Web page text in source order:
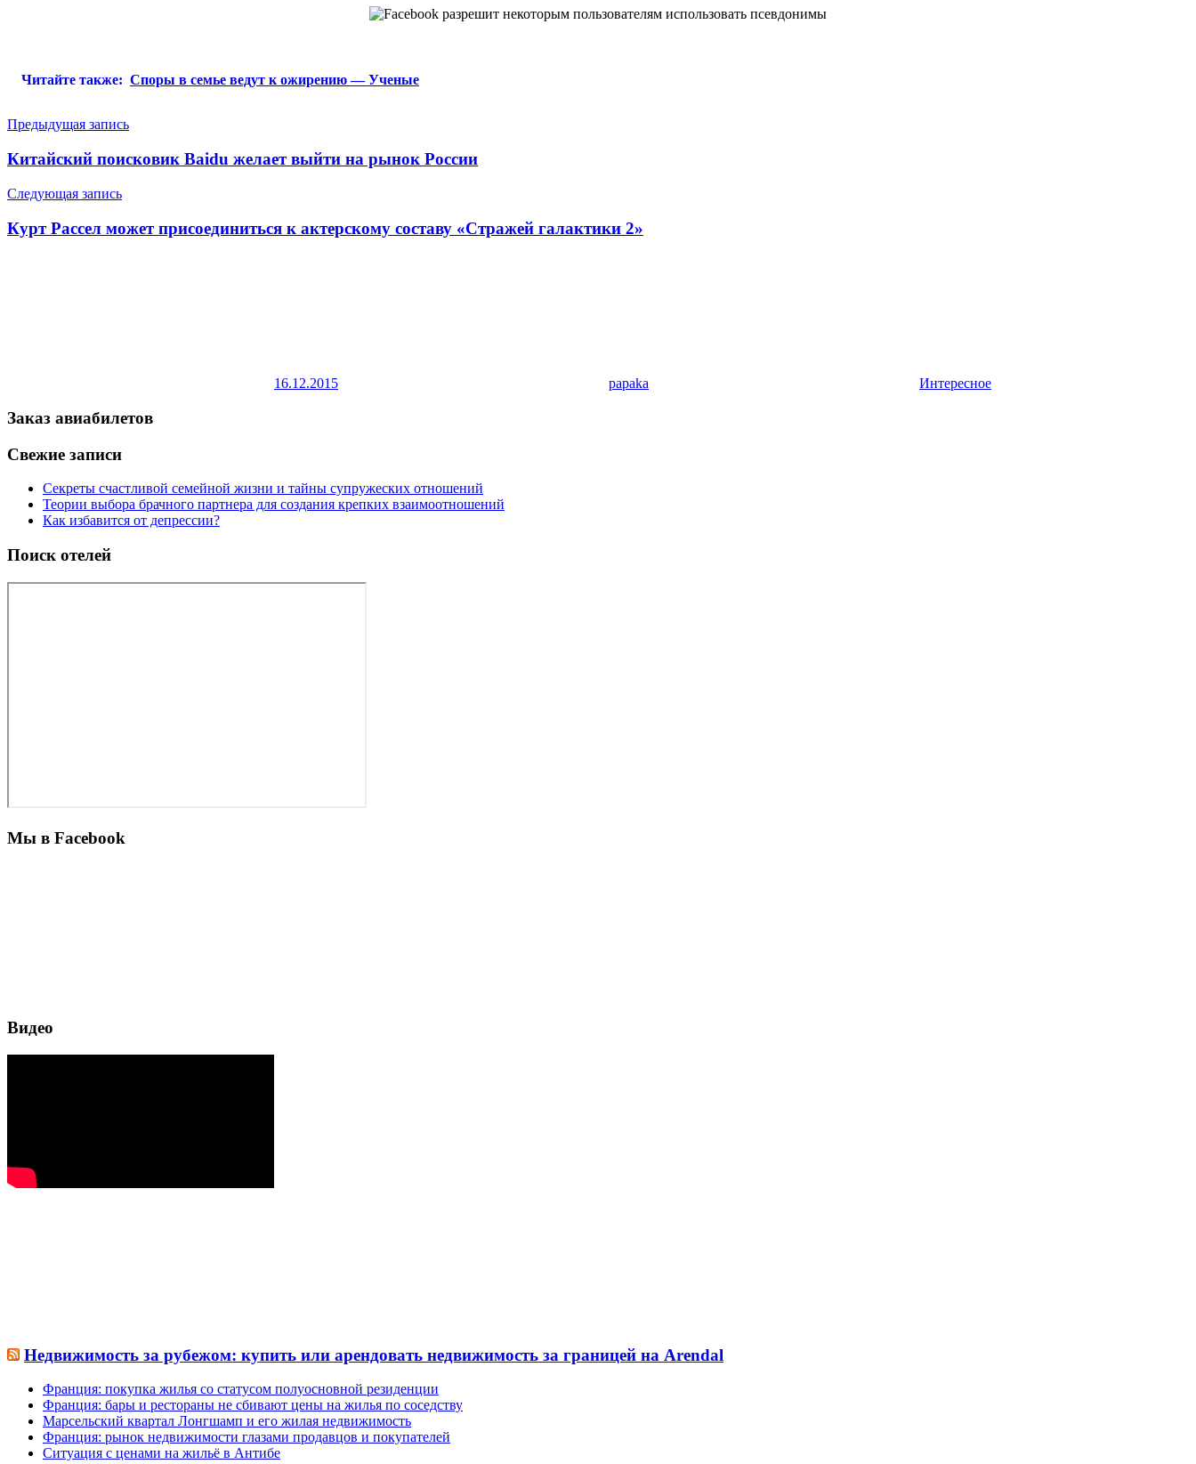
Читайте также: Споры в семье ведут к ожирению — Ученые
Навигация
по
Предыдущая запись
Китайский поисковик Baidu желает выйти на рынок России
Следующая запись
Курт Рассел может присоединиться к актерскому составу «Стражей галактики 2»
16.12.2015 papaka Интересное
Заказ авиабилетов
Свежие записи
Секреты счастливой семейной жизни и тайны супружеских отношений
Теории выбора брачного партнера для создания крепких взаимоотношений
Как избавится от депрессии?
Поиск отелей
Мы в Facebook
Видео
Недвижимость за рубежом: купить или арендовать недвижимость за границей на Arendal
Франция: покупка жилья со статусом полуосновной резиденции
Франция: бары и рестораны не сбивают цены на жилья по соседству
Марсельский квартал Лонгшамп и его жилая недвижимость
Франция: рынок недвижимости глазами продавцов и покупателей
Ситуация с ценами на жильё в Антибе